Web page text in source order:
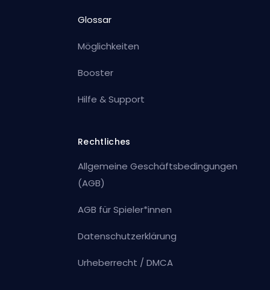
Glossar
Möglichkeiten
Booster
Hilfe & Support
Rechtliches
Allgemeine Geschäftsbedingungen
(AGB)
AGB für Spieler*innen
Datenschutzerklärung
Urheberrecht / DMCA